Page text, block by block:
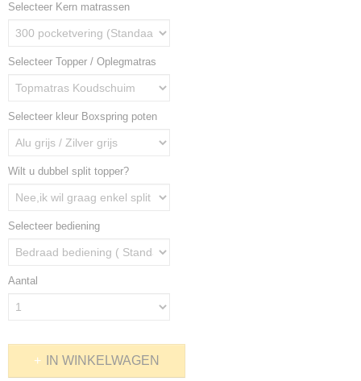
Selecteer Kern matrassen
Selecteer Topper / Oplegmatras
Selecteer kleur Boxspring poten
Wilt u dubbel split topper?
Selecteer bediening
Aantal
IN WINKELWAGEN